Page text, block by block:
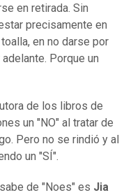
en retirada. Sin
precisamente en
en no darse por
Porque un
de los libros de
un "NO" al tratar de
Pero no se rindió y al
un "SÍ".
de "Noes" es Jia